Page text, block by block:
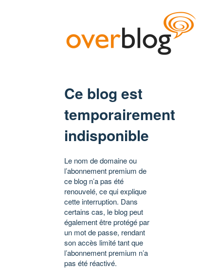
Ce blog est
temporairement
indisponible
Le nom de domaine ou
l’abonnement premium de
ce blog n’a pas été
renouvelé, ce qui explique
cette interruption. Dans
certains cas, le blog peut
également être protégé par
un mot de passe, rendant
son accès limité tant que
l’abonnement premium n’a
pas été réactivé.